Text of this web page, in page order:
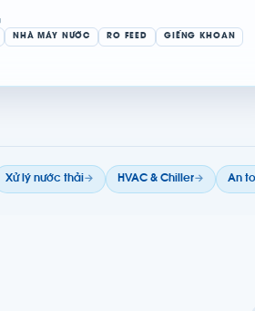
NHÀ MÁY NƯỚC RO FEED GIẾNG KHOAN
Xử lý nước thải→ HVAC & Chiller→ An